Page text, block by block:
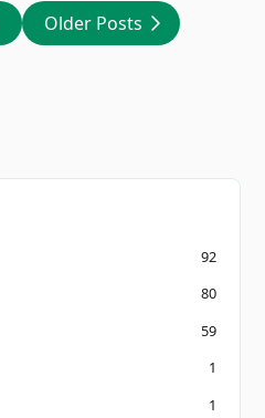
Older Posts
92
80
59
1
1